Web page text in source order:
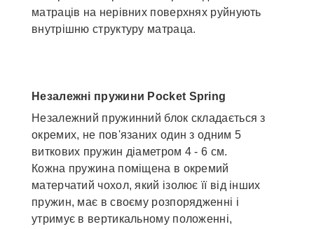
матраців на нерівних поверхнях руйнують
внутрішню структуру матраца.
Незалежні пружини Pocket Spring
Незалежний пружинний блок складається з
окремих, не пов'язаних один з одним 5
виткових пружин діаметром 4 - 6 см.
Кожна пружина поміщена в окремий
матерчатий чохол, який ізолює її від інших
пружин, має в своєму розпорядженні і
утримує в вертикальному положенні,